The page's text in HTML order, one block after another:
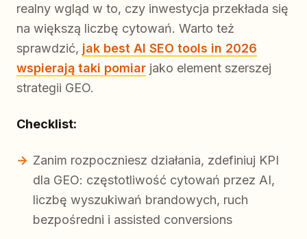
realny wgląd w to, czy inwestycja przekłada się
na większą liczbę cytowań. Warto też
sprawdzić, jak best AI SEO tools in 2026
wspierają taki pomiar jako element szerszej
strategii GEO.
Checklist:
Zanim rozpoczniesz działania, zdefiniuj KPI
dla GEO: częstotliwość cytowań przez AI,
liczbę wyszukiwań brandowych, ruch
bezpośredni i assisted conversions